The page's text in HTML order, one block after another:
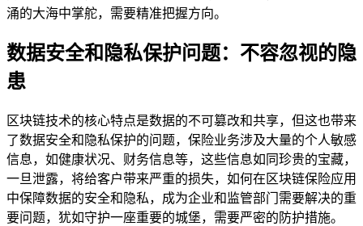
涌的大海中掌舵，需要精准把握方向。
数据安全和隐私保护问题：不容忽视的隐
患
区块链技术的核心特点是数据的不可篡改和共享，但这也带来
了数据安全和隐私保护的问题，保险业务涉及大量的个人敏感
信息，如健康状况、财务信息等，这些信息如同珍贵的宝藏，
一旦泄露，将给客户带来严重的损失，如何在区块链保险应用
中保障数据的安全和隐私，成为企业和监管部门需要解决的重
要问题，犹如守护一座重要的城堡，需要严密的防护措施。